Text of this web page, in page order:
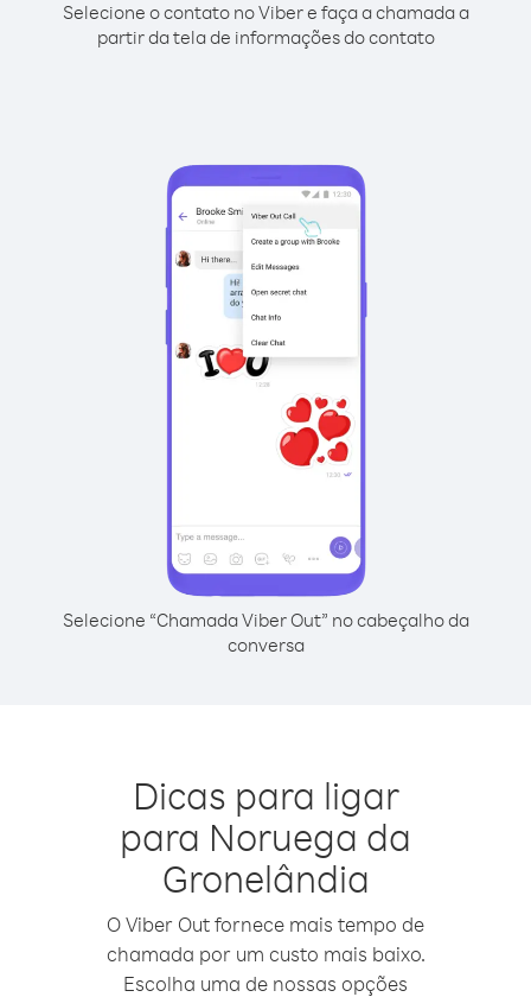
Selecione o contato no Viber e faça a chamada a
partir da tela de informações do contato
Selecione “Chamada Viber Out” no cabeçalho da
conversa
Dicas para ligar
para Noruega da
Gronelândia
O Viber Out fornece mais tempo de
chamada por um custo mais baixo.
Escolha uma de nossas opções